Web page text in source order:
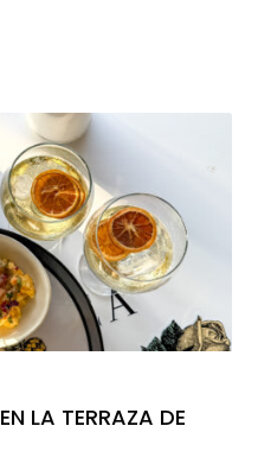
LA TERRAZA DE